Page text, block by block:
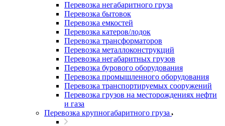
Перевозка негабаритного груза
Перевозка бытовок
Перевозка емкостей
Перевозка катеров/лодок
Перевозка трансформаторов
Перевозка металлоконструкций
Перевозка негабаритных грузов
Перевозка бурового оборудования
Перевозка промышленного оборудования
Перевозка транспортируемых сооружений
Перевозка грузов на месторождениях нефти
и газа
Перевозка крупногабаритного груза